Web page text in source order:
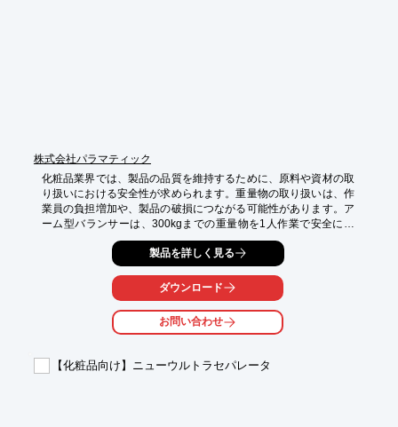
株式会社パラマティック
化粧品業界では、製品の品質を維持するために、原料や資材の取
り扱いにおける安全性が求められます。重量物の取り扱いは、作
業員の負担増加や、製品の破損につながる可能性があります。ア
ーム型バランサーは、300kgまでの重量物を1人作業で安全に移
載することを可能にし、品質管理における安全性を向上させま
【活用シーン】
・原料の投入作業
・製造ラインへの供給
・倉庫内での移動
・作業員の負担軽減
製品を詳しく見る
ダウンロード
お問い合わせ
【化粧品向け】ニューウルトラセパレータ